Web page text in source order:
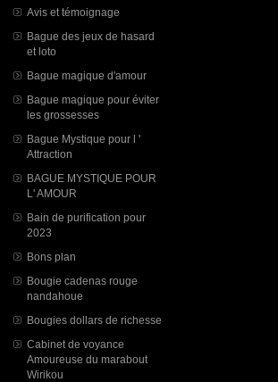
Avis et témoignage
Bague des jeux de hasard
et loto
Bague magique d'amour
Bague magique pour éviter
les grossesses
Bague Mystique pour l '
Attraction
BAGUE MYSTIQUE POUR
L' AMOUR
Bain de purification pour
2023
Bons plan
Bougie cadenas rouge
nandahoue
Bougies dollars de richesse
Cabinet de voyance
Amoureuse du marabout
Wirikou